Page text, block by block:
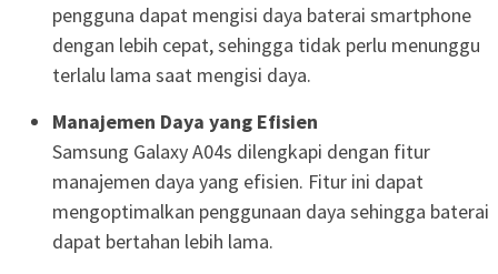
pengguna dapat mengisi daya baterai smartphone
dengan lebih cepat, sehingga tidak perlu menunggu
terlalu lama saat mengisi daya.
Manajemen Daya yang Efisien
Samsung Galaxy A04s dilengkapi dengan fitur
manajemen daya yang efisien. Fitur ini dapat
mengoptimalkan penggunaan daya sehingga baterai
dapat bertahan lebih lama.